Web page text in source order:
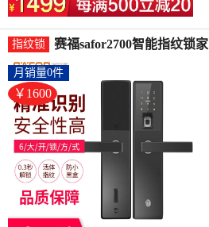
指纹锁
赛福safor2700智能指纹锁家
用防盗锁密码刷卡-指纹锁
(safor旗舰店仅售1600元)
￥1600
月销量0件